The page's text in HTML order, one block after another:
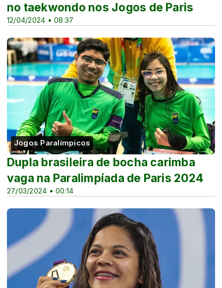
12/04/2024 • 08:37
no taekwondo nos Jogos de Paris
Jogos Paralímpicos
27/03/2024 • 00:14
Dupla brasileira de bocha carimba
vaga na Paralimpíada de Paris 2024